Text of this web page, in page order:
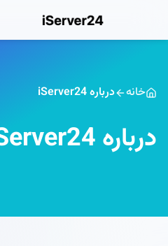
خانه درباره iServer24
درباره iServer24